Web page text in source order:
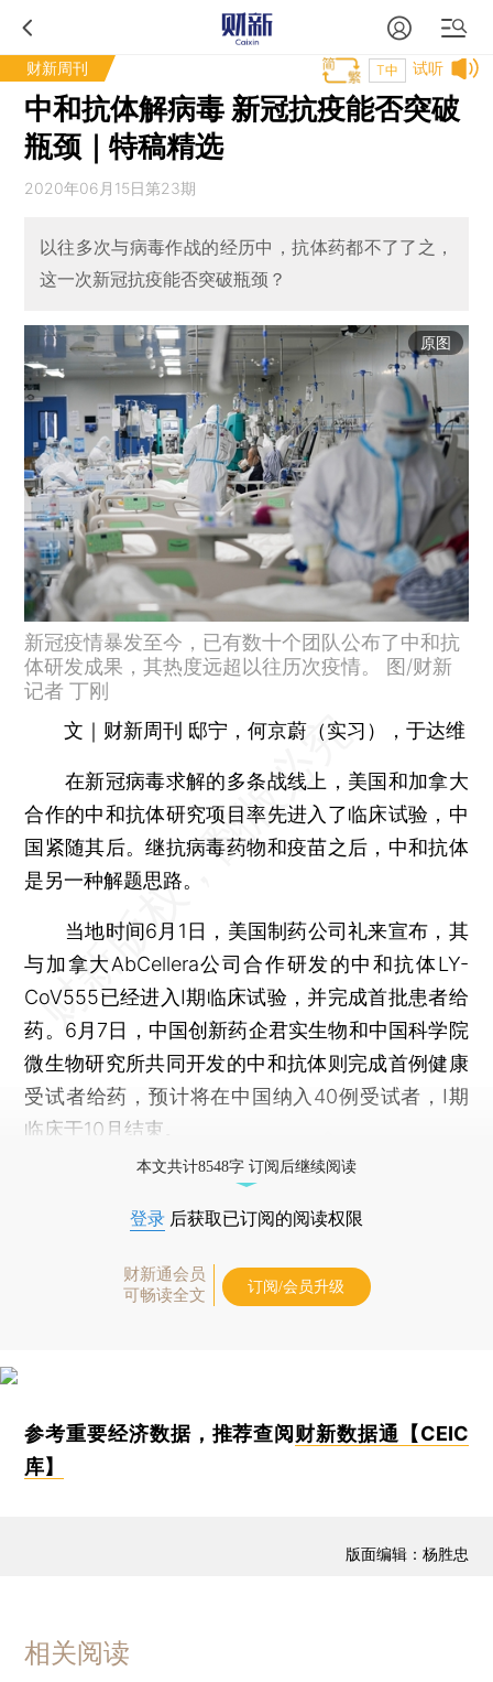
财新周刊 试听
T中
中和抗体解病毒 新冠抗疫能否突破
瓶颈｜特稿精选
2020年06月15日第23期
以往多次与病毒作战的经历中，抗体药都不了了之，
这一次新冠抗疫能否突破瓶颈？
原图
新冠疫情暴发至今，已有数十个团队公布了中和抗
体研发成果，其热度远超以往历次疫情。 图/财新
记者 丁刚
文｜财新周刊 邸宁，何京蔚（实习），于达维
在新冠病毒求解的多条战线上，美国和加拿大
合作的中和抗体研究项目率先进入了临床试验，中
国紧随其后。继抗病毒药物和疫苗之后，中和抗体
是另一种解题思路。
当地时间6月1日，美国制药公司礼来宣布，其
与加拿大AbCellera公司合作研发的中和抗体LY-
CoV555已经进入Ⅰ期临床试验，并完成首批患者给
药。6月7日，中国创新药企君实生物和中国科学院
微生物研究所共同开发的中和抗体则完成首例健康
受试者给药，预计将在中国纳入40例受试者，Ⅰ期
临床于10月结束。
本文共计8548字 订阅后继续阅读
登录 后获取已订阅的阅读权限
财新通会员
可畅读全文
订阅/会员升级
参考重要经济数据，推荐查阅财新数据通【CEIC
库】
版面编辑：杨胜忠
相关阅读